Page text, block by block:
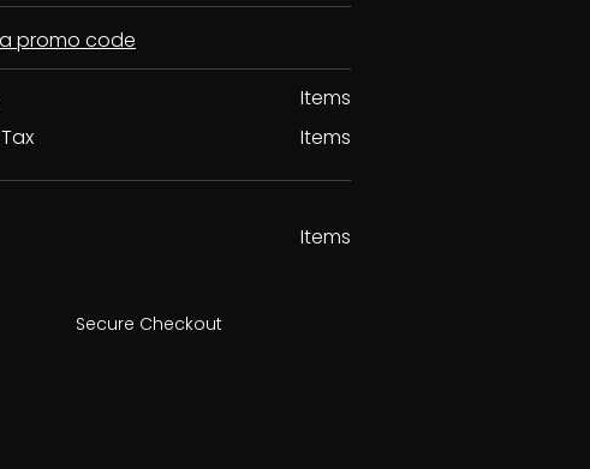
promo code
Items
Items
Items
Secure Checkout